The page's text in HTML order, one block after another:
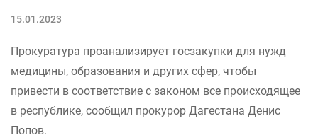
15.01.2023
Прокуратура проанализирует госзакупки для нужд
медицины, образования и других сфер, чтобы
привести в соответствие с законом все происходящее
в республике, сообщил прокурор Дагестана Денис
Попов.